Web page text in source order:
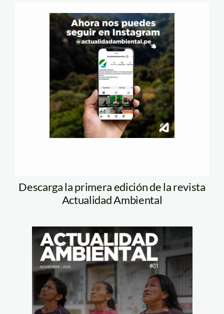
Descarga la primera edición de la revista
Actualidad Ambiental